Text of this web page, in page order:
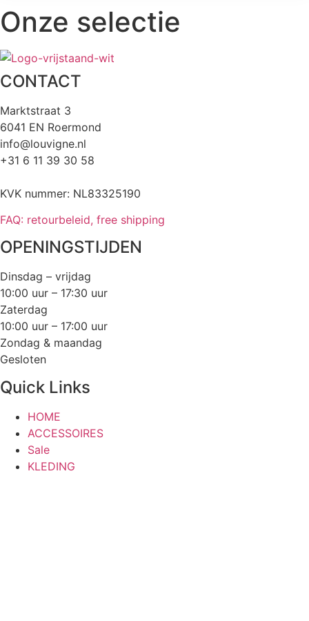
Onze selectie
CONTACT
Marktstraat 3
6041 EN Roermond
info@louvigne.nl
+31 6 11 39 30 58
KVK nummer: NL83325190
FAQ: retourbeleid, free shipping
OPENINGSTIJDEN
Dinsdag – vrijdag
10:00 uur – 17:30 uur
Zaterdag
10:00 uur – 17:00 uur
Zondag & maandag
Gesloten
Quick Links
HOME
ACCESSOIRES
Sale
KLEDING